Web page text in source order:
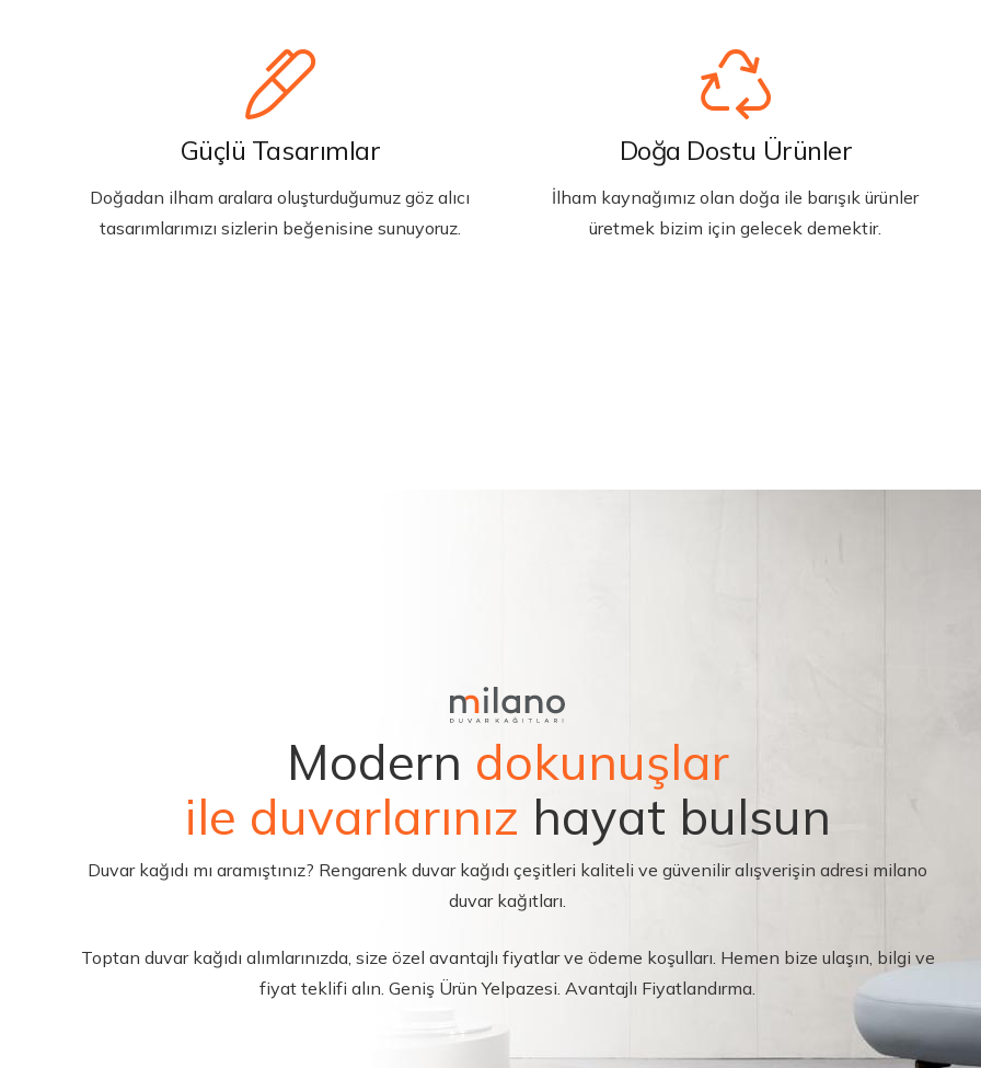
Güçlü Tasarımlar
Doğadan ilham aralara oluşturduğumuz göz alıcı
tasarımlarımızı sizlerin beğenisine sunuyoruz.
Doğa Dostu Ürünler
İlham kaynağımız olan doğa ile barışık ürünler
üretmek bizim için gelecek demektir.
Modern dokunuşlar
ile duvarlarınız hayat bulsun
Duvar kağıdı mı aramıştınız? Rengarenk duvar kağıdı çeşitleri kaliteli ve güvenilir alışverişin adresi milano
duvar kağıtları.
Toptan duvar kağıdı alımlarınızda, size özel avantajlı fiyatlar ve ödeme koşulları. Hemen bize ulaşın, bilgi ve
fiyat teklifi alın. Geniş Ürün Yelpazesi. Avantajlı Fiyatlandırma.